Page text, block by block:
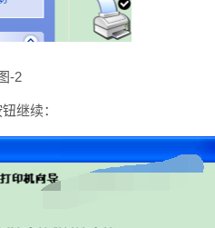
-2
继续：